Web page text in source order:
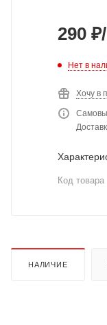
290 ₽
Нет в
Хочу в
Код товара
НАЛИЧИЕ